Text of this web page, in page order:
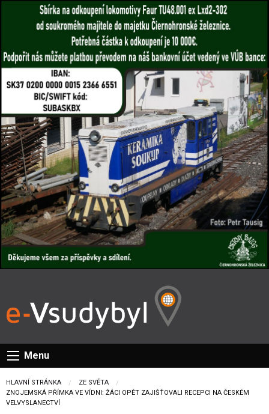
Menu
HLAVNÍ STRÁNKA
ZE SVĚTA
CURRENT:
ZNOJEMSKÁ PŘÍMKA VE VÍDNI: ŽÁCI OPĚT ZAJIŠŤOVALI RECEPCI NA ČESKÉM
VELVYSLANECTVÍ